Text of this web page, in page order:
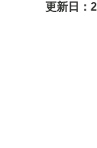
更新日：